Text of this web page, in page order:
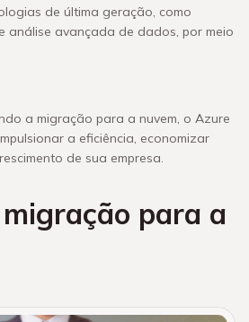
de última geração, como
análise avançada de dados, por meio
a migração para a nuvem, o Azure
a eficiência, economizar
de sua empresa.
para a